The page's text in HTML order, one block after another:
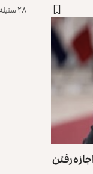
۲۸ سنبله ۱۴۰۱ - ۱۹ سپتمبر ۲۰۲۲
رفتن